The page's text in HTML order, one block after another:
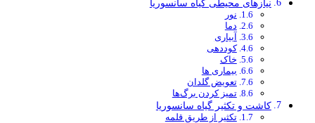
نیاز‌های محیطی گیاه سانسوریا
نور
دما
آبیاری
کوددهی
خاک
بیماری ها
تعویض گلدان
تمیز کردن برگ‌ها
کاشت و تکثیر گیاه سانسوریا
تکثیر از طریق قلمه